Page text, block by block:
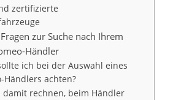
zertifizierte
zur Suche nach Ihrem
Händler
ich bei der Auswahl eines
Händlers achten?
damit rechnen, beim Händler